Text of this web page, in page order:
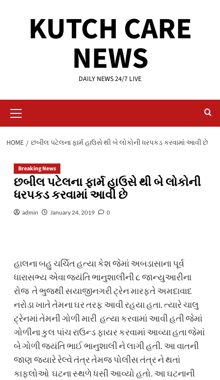
KUTCH CARE
NEWS
DAILY NEWS 24/7 LIVE
Menu
HOME છબીલ પટેલના ફાર્મ હાઉસે થી બે લોકોની ધરપકડ કરવામાં આવી છે
Breaking News
છબીલ પટેલના ફાર્મ હાઉસે થી બે લોકોની
ધરપકડ કરવામાં આવી છે
admin January 24, 2019 0
હાલના બહુ ચર્ચિત હત્યા કેશ જેમાં અબડાસાના પૂર્વ
ધારાસભ્ય એવા જયંતિ ભાનુશાલીની ૮ જાન્યુઆરીના
રોજ તે ભુજથી સયાજીનગરી ટ્રેન મારફતે અમદાવાદ
નરોડા ખાતે તેમના ઘર તરફ આવી રહયા હતા. ત્યારે ચાલુ
ટ્રેનમાં તેમની ગોળી મારી હત્યા કરવામાં આવી હતી જેમાં
ગોળીના કુલ પાંચ રાઉન્ડ ફાયર કરવામાં આવ્યા હતા જેમાં
બે ગોળી જયંતિ ભાઈ ભાનુશાલી ને લાગી હતી. આ વાતની
જાણ જયારે રેલ્વે તંત્ર તેમજ પોલીસ તંત્ર ને થતાં
કાફલોઓ ઘટના સ્થળે ધસી આવ્યો હતો. આ ઘટનાની